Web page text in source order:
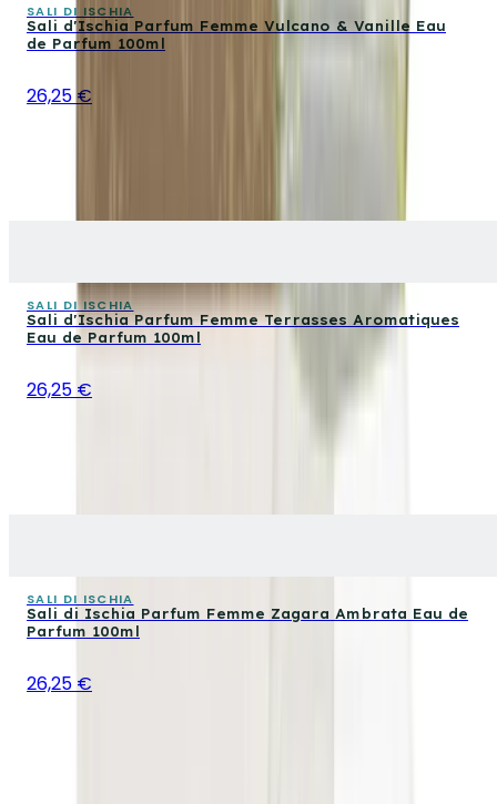
SALI DI ISCHIA
Sali d'Ischia Parfum Femme Vulcano & Vanille Eau
de Parfum 100ml
26,25 €
SALI DI ISCHIA
Sali d'Ischia Parfum Femme Terrasses Aromatiques
Eau de Parfum 100ml
26,25 €
SALI DI ISCHIA
Sali di Ischia Parfum Femme Zagara Ambrata Eau de
Parfum 100ml
26,25 €